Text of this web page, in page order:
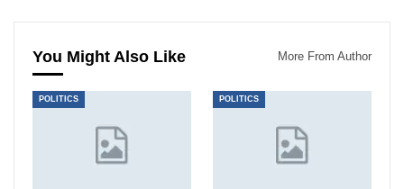
You Might Also Like More From Author
POLITICS POLITICS